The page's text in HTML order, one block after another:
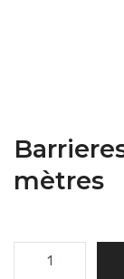
mètres
Quantité